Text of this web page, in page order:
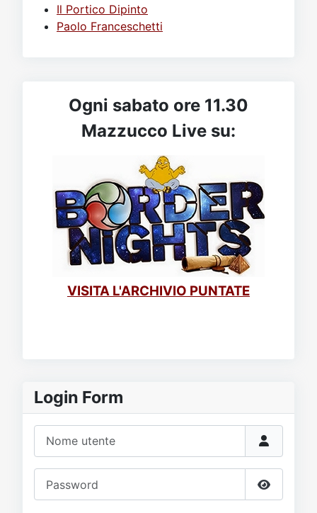
Login Form
Mostra
Il Portico Dipinto
Paolo Franceschetti
Ogni sabato ore 11.30
Mazzucco Live su:
VISITA L'ARCHIVIO PUNTATE